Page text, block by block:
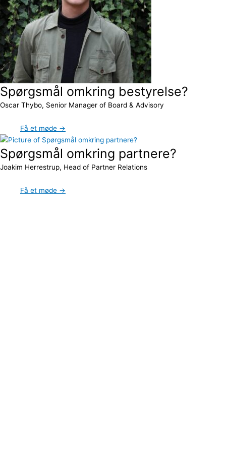
Spørgsmål omkring bestyrelse?
Oscar Thybo, Senior Manager of Board & Advisory
Få et møde →
Spørgsmål omkring partnere?
Joakim Herrestrup, Head of Partner Relations
Få et møde →